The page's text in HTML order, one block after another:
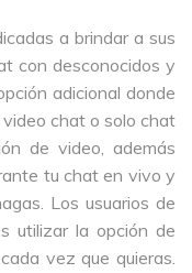
a brindar a sus
con desconocidos y
adicional donde
chat o solo chat
de video, además
tu chat en vivo y
Los usuarios de
utilizar la opción de
vez que quieras.